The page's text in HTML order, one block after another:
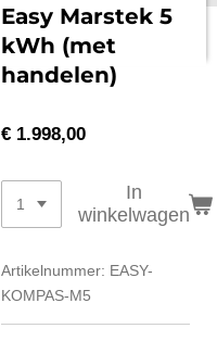
Easy Marstek 5
kWh (met
handelen)
€ 1.998,00
In
winkelwagen
Artikelnummer: EASY-
KOMPAS-M5